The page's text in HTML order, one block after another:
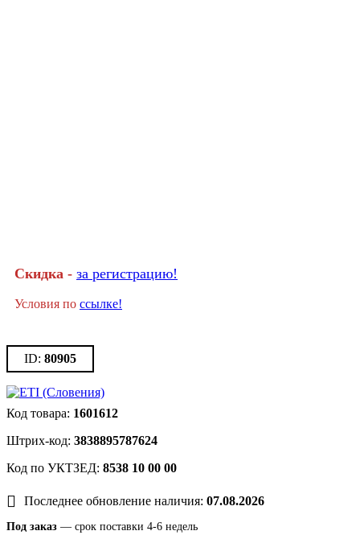
Скидка - за регистрацию!
Условия по ссылке!
80905
1601612
3838895787624
8538 10 00 00
Последнее обновление наличия: 07.08.2026
Под заказ — срок поставки 4-6 недель